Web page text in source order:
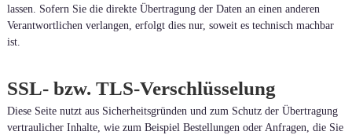
lassen. Sofern Sie die direkte Übertragung der Daten an einen anderen
Verantwortlichen verlangen, erfolgt dies nur, soweit es technisch machbar
ist.
SSL- bzw. TLS-Verschlüsselung
Diese Seite nutzt aus Sicherheitsgründen und zum Schutz der Übertragung
vertraulicher Inhalte, wie zum Beispiel Bestellungen oder Anfragen, die Sie